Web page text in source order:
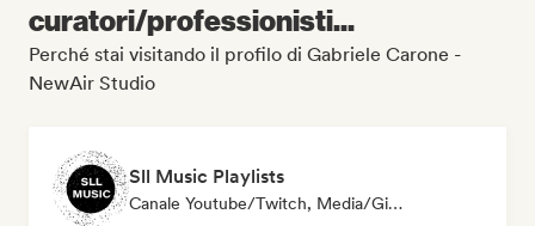
curatori/professionisti...
Perché stai visitando il profilo di Gabriele Carone -
NewAir Studio
Sll Music Playlists
Canale Youtube/Twitch, Media/Giornalista, Curatore Di Playlist, Esperto Del Suono